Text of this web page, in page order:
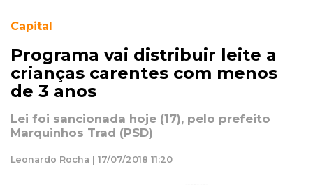
Capital
Programa vai distribuir leite a
crianças carentes com menos
de 3 anos
Lei foi sancionada hoje (17), pelo prefeito
Marquinhos Trad (PSD)
Leonardo Rocha | 17/07/2018 11:20